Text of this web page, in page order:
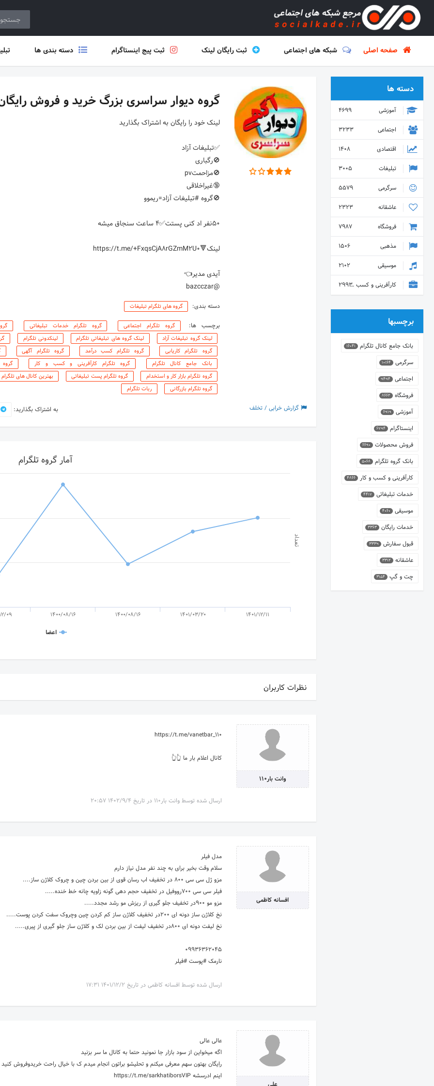
صفحه اصلی شبکه های اجتماعی ثبت رایگان لینک ثبت پیج اینستاگرام دسته بندی ها
گروه دیوار سراسری بزرگ خرید و فروش رایگان
لینک خود را رایگان به اشتراک بگذارید
✅تبلیغات آزاد
🚫رگباری
🔞غیراخلاقی
🚫گروه #تبلیغات آزاد=ریموو
50نفر اد کنی پستت✅4 ساعت سنجاق میشه
آیدی مدیر👈
@bazcczar
دسته بندی: گروه های تلگرام تبلیغات
برچسب ها: گروه تلگرام اجتماعی گروه تلگرام خدمات تبلیغاتی
لینک گروه تبلیغات آزاد
لینک گروه های تبلیغاتی تلگرام لینکدونی تلگرام
گروه تلگرام کاریابی
گروه تلگرام کسب درآمد گروه تلگرام آگهی
بانک جامع کانال تلگرام
گروه تلگرام کارآفرینی و کسب و کار
گروه تلگرام بازار کار و استخدام
گروه تلگرام پست تبلیغاتی بهترین کانال های تلگرام
گروه تلگرام بازرگانی
ربات تلگرام
به اشتراک بگذارید: گزارش خرابی / تخلف
تعداد
آمار گروه تلگرام
اعضا
09 1400/08/16 1400/08/16 1401/03/20 1401/12/11
نظرات کاربران
وانت بار۱۱۰
https://t.me/vanetbar_110
کانال اعلام بار ما 👆👆
ارسال شده توسط وانت بار۱۱۰ در تاریخ 1402/9/4 20:57
افسانه کاظمی
مدل فیلر
سلام وقت بخیر برای به چند نفر مدل نیاز دارم
مزو ژل سی سی 800 در تخفیف اب رسان قوی از بین بردن چین و چروک کلاژن ساز....
فیلر سی سی 700رووفیل در تخفیف حجم دهی گونه زاویه چانه خط خنده.....
مزو مو 900در تخفیف جلو گیری از ریزش مو رشد مجدد.....
نخ کلاژن ساز دونه ای 200در تخفیف کلاژن ساز کم کردن چین وچروک سفت کردن پوست.....
نخ لیفت دونه ای 800در تخفیف لیفت از بین بردن لک و کلاژن ساز جلو گیری از پیری.....
09936362045
نارمک #پوست #فیلر
ارسال شده توسط افسانه کاظمی در تاریخ 1401/12/2 17:31
عالی عالی
اگه میخواین از سود بازار جا نمونید حتما به کانال ما سر بزنید
رایگان بهتون سهم معرفی میکنم و تحلیشو براتون انجام میدم ک با خیال راحت خریدوفروش
اینم ادرسشه https://t.me/sarkhatiborsVIP
دسته ها
آموزشی
4699
اجتماعی
3233
اقتصادی
1408
تبلیغات
3005
سرگرمی
5579
عاشقانه
2323
فروشگاه
7987
مذهبی
1506
موسیقی
2102
کارآفرینی و کسب و کار 2993
برچسبها
بانک جامع کانال تلگرام 16041
سرگرمی 10164
اجتماعی 9494
فروشگاه 8662
آموزشی 6919
اینستاگرام 6794
فروش محصولات 6690
بانک گروه تلگرام 5068
کارآفرینی و کسب و کار 4866
خدمات تبلیغاتی 4417
موسیقی 4060
خدمات رایگان 3363
قبول سفارش 3339
عاشقانه 3312
چت و گپ 3154